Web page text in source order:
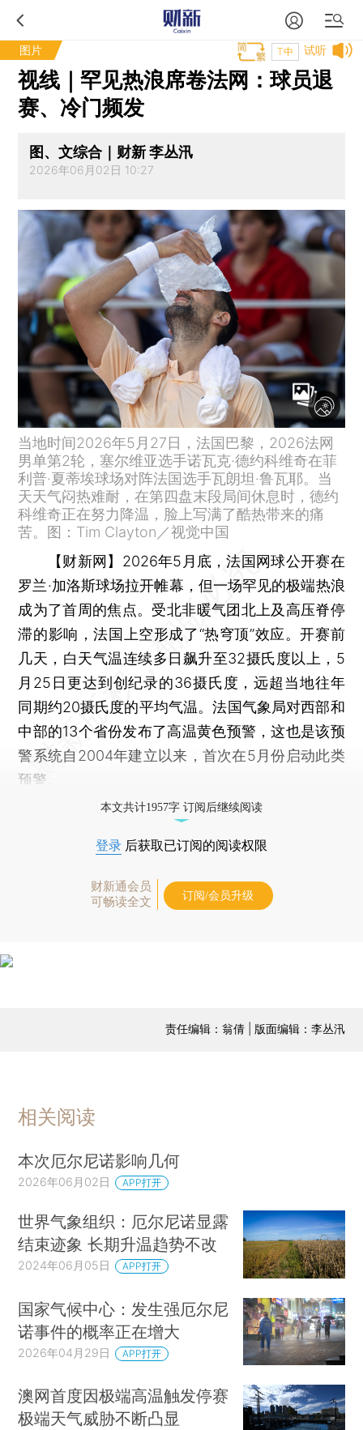
图片 试听
T中
视线｜罕见热浪席卷法网：球员退
赛、冷门频发
图、文综合｜财新 李丛汛
2026年06月02日 10:27
当地时间2026年5月27日，法国巴黎，2026法网
男单第2轮，塞尔维亚选手诺瓦克·德约科维奇在菲
利普·夏蒂埃球场对阵法国选手瓦朗坦·鲁瓦耶。当
天天气闷热难耐，在第四盘末段局间休息时，德约
科维奇正在努力降温，脸上写满了酷热带来的痛
苦。图：Tim Clayton／视觉中国
【财新网】 2026年5月底，法国网球公开赛在
罗兰·加洛斯球场拉开帷幕，但一场罕见的极端热浪
成为了首周的焦点。受北非暖气团北上及高压脊停
滞的影响，法国上空形成了“热穹顶”效应。开赛前
几天，白天气温连续多日飙升至32摄氏度以上，5
月25日更达到创纪录的36摄氏度，远超当地往年
同期约20摄氏度的平均气温。法国气象局对西部和
中部的13个省份发布了高温黄色预警，这也是该预
警系统自2004年建立以来，首次在5月份启动此类
预警。
本文共计1957字 订阅后继续阅读
登录 后获取已订阅的阅读权限
财新通会员
可畅读全文
订阅/会员升级
责任编辑：翁倩 | 版面编辑：李丛汛
相关阅读
本次厄尔尼诺影响几何
2026年06月02日 APP打开
世界气象组织：厄尔尼诺显露
结束迹象 长期升温趋势不改
2024年06月05日 APP打开
国家气候中心：发生强厄尔尼
诺事件的概率正在增大
2026年04月29日 APP打开
澳网首度因极端高温触发停赛
极端天气威胁不断凸显